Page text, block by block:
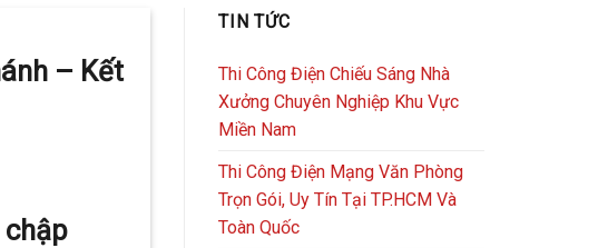
hàng đầu trong [...]
– Kết
chập
TIN TỨC
Thi Công Điện Chiếu Sáng Nhà
Xưởng Chuyên Nghiệp Khu Vực
Miền Nam
Thi Công Điện Mạng Văn Phòng
Trọn Gói, Uy Tín Tại TP.HCM Và
Toàn Quốc